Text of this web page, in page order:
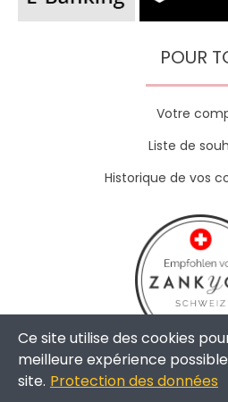
POUR
Votre
Liste de
Historique de vos
Ce site utilise des cookies
meilleure expérience
site. Protection des données